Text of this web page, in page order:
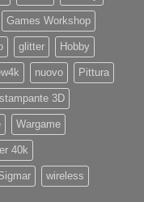
Games Workshop
glitter Hobby
nuovo Pittura
stampante 3D
Wargame
40k
wireless